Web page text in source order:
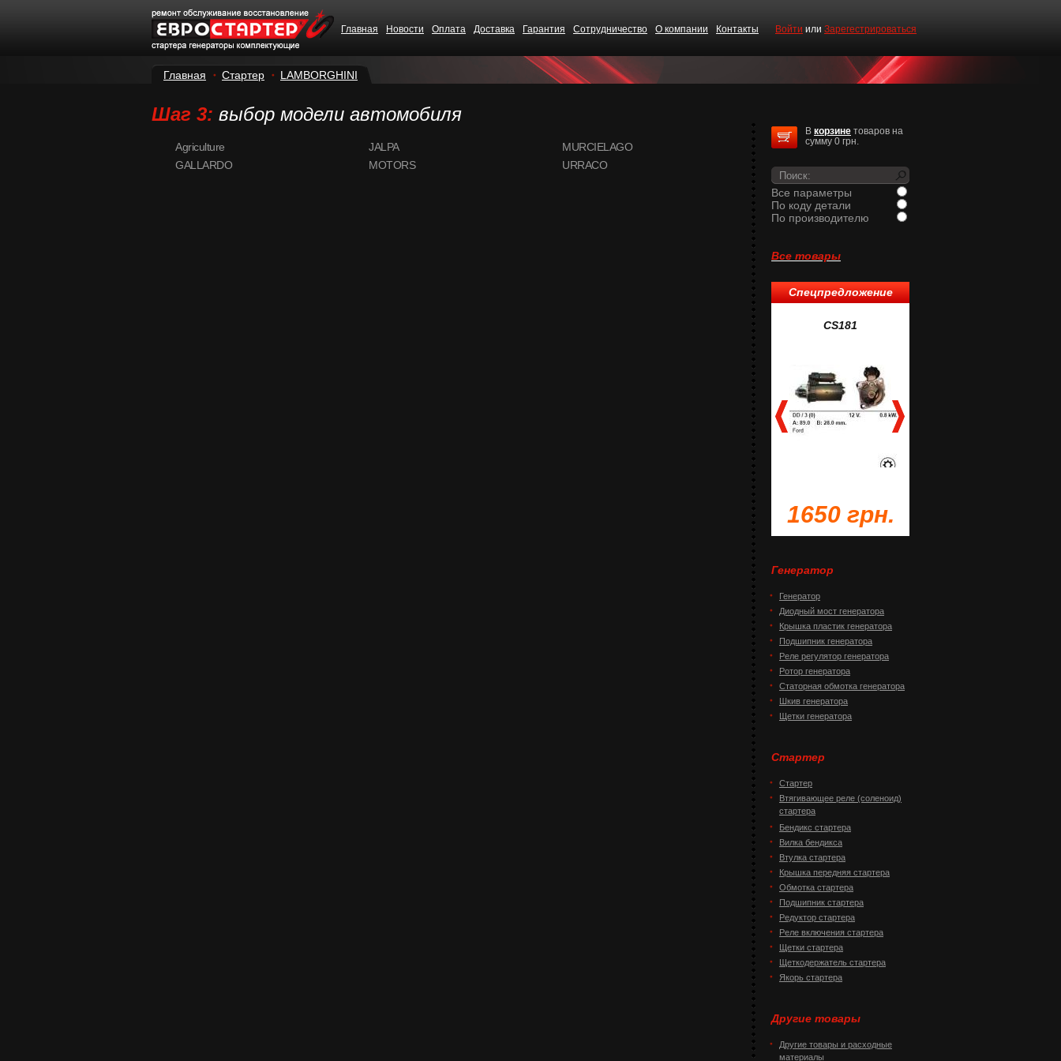
Главная Новости Оплата Доставка Гарантия Сотрудничество О компании Контакты Войти или Зарегестрироваться
Главная Стартер LAMBORGHINI
Шаг 3: выбор модели автомобиля
Agriculture
GALLARDO
JALPA
MOTORS
MURCIELAGO
URRACO
В корзине товаров на
сумму 0 грн.
Все параметры
По коду детали
По производителю
Все товары
Спецпредложение
CS181
1650 грн.
Генератор
Генератор
Диодный мост генератора
Крышка пластик генератора
Подшипник генератора
Реле регулятор генератора
Ротор генератора
Статорная обмотка генератора
Шкив генератора
Щетки генератора
Стартер
Стартер
Втягивающее реле (соленоид)
стартера
Бендикс стартера
Вилка бендикса
Втулка стартера
Крышка передняя стартера
Обмотка стартера
Подшипник стартера
Редуктор стартера
Реле включения стартера
Щетки стартера
Щеткодержатель стартера
Якорь стартера
Другие товары
Другие товары и расходные